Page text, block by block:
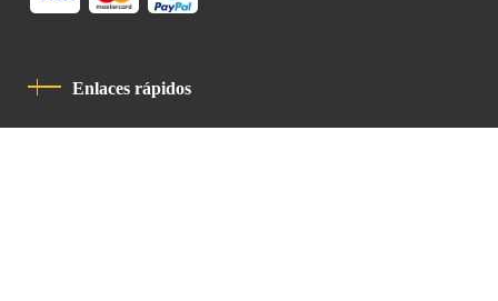
Enlaces rápidos